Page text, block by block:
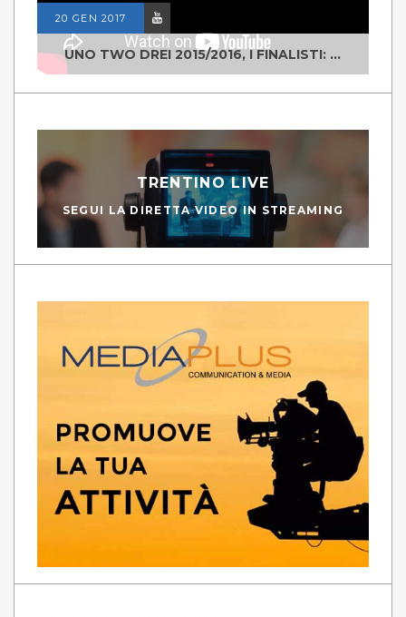
20 GEN 2017
UNO TWO DREI 2015/2016, I FINALISTI: CLASSE IV ALS ISTITUTO "DEGASPERI" BORGO VALSUGANA
TRENTINO LIVE
SEGUI LA DIRETTA VIDEO IN STREAMING